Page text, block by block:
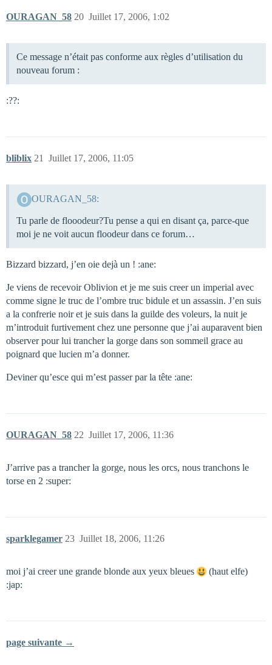
OURAGAN_58 Juillet 17, 2006, 1:02
20
Ce message n’était pas conforme aux règles d’utilisation du
nouveau forum :
:??:
bliblix Juillet 17, 2006, 11:05
21
OURAGAN_58:
Tu parle de flooodeur?Tu pense a qui en disant ça, parce-que
moi je ne voit aucun floodeur dans ce forum…
Bizzard bizzard, j’en oie dejà un ! :ane:
Je viens de recevoir Oblivion et je me suis creer un imperial avec
comme signe le truc de l’ombre truc bidule et un assassin. J’en suis
a la confrerie noir et je suis dans la guilde des voleurs, la nuit je
m’introduit furtivement chez une personne que j’ai auparavent bien
observer pour lui trancher la gorge dans son sommeil grace au
poignard que lucien m’a donner.
Deviner qu’esce qui m’est passer par la tête :ane:
OURAGAN_58 Juillet 17, 2006, 11:36
22
J’arrive pas a trancher la gorge, nous les orcs, nous tranchons le
torse en 2 :super:
sparklegamer Juillet 18, 2006, 11:26
23
moi j’ai creer une grande blonde aux yeux bleues
(haut elfe)
:jap:
page suivante →